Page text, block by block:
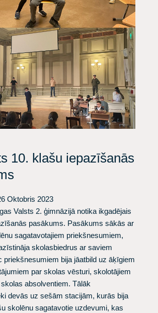
10. klašu iepazīšanās
Oktobris 2023
Valsts 2. ģimnāzijā notika ikgadējais
pasākums. Pasākums sākās ar
sagatavotajiem priekšnesumiem,
skolasbiedrus ar saviem
priekšnesumiem bija jāatbild uz āķīgiem
par skolas vēsturi, skolotājiem
absolventiem. Tālāk
devās uz sešām stacijām, kurās bija
skolēnu sagatavotie uzdevumi, kas